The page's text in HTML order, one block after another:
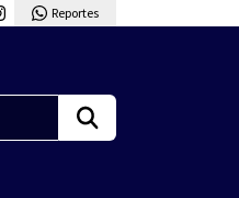
Reportes